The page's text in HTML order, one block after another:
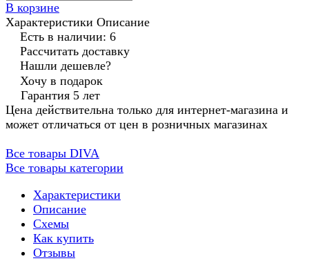
В корзине
Характеристики Описание
Есть в наличии: 6
Рассчитать доставку
Нашли дешевле?
Хочу в подарок
Гарантия 5 лет
Цена действительна только для интернет-магазина и
может отличаться от цен в розничных магазинах
Все товары DIVA
Все товары категории
Характеристики
Описание
Схемы
Как купить
Отзывы